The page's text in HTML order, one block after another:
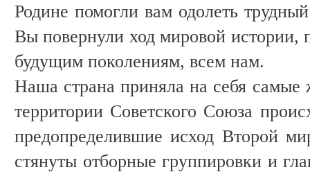
Родине помогли вам одолеть
Вы повернули ход мировой истории,
будущим поколениям, всем нам.
Наша страна приняла на себя самые
территории Советского Союза
предопределившие исход Второй
стянуты отборные группировки и